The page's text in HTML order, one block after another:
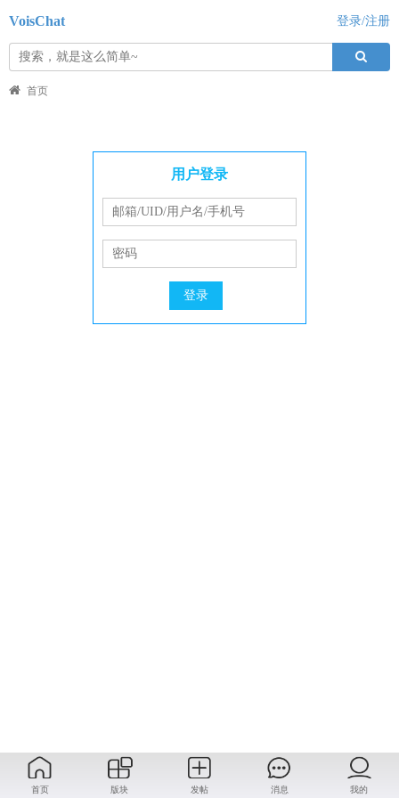
首页 版块 发帖 消息 我的
VoisChat 登录/注册
首页
用户登录
登录